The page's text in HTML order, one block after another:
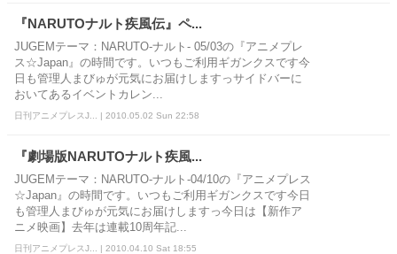
『NARUTOナルト疾風伝』ペ...
JUGEMテーマ：NARUTO-ナルト- 05/03の『アニメプレ
ス☆Japan』の時間です。いつもご利用ギガンクスです今
日も管理人まびゅが元気にお届けしますっサイドバーに
おいてあるイベントカレン...
日刊アニメプレスJ... | 2010.05.02 Sun 22:58
『劇場版NARUTOナルト疾風...
JUGEMテーマ：NARUTO-ナルト-04/10の『アニメプレス
☆Japan』の時間です。いつもご利用ギガンクスです今日
も管理人まびゅが元気にお届けしますっ今日は【新作ア
ニメ映画】去年は連載10周年記...
日刊アニメプレスJ... | 2010.04.10 Sat 18:55